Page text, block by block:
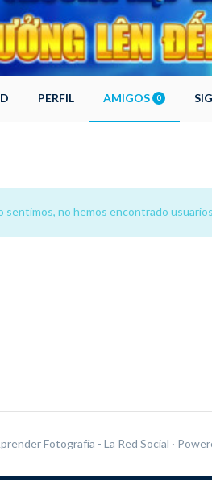
PERFIL AMIGOS 0
sentimos, no hemos encontrado
Fotografía - La Red Social ·